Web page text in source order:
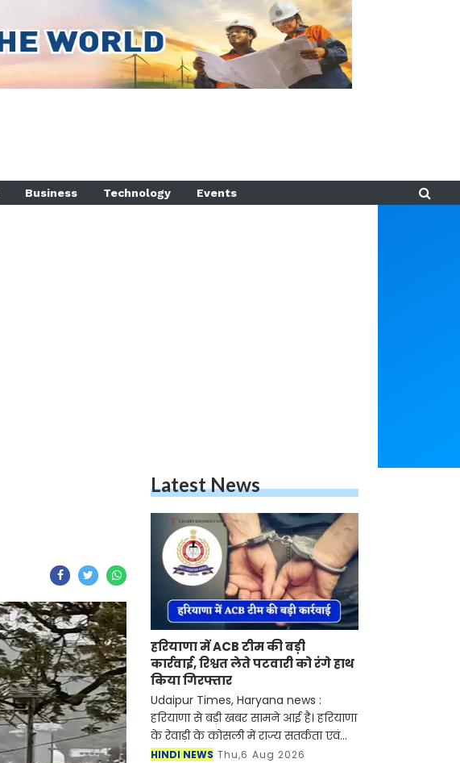
Business Technology Events
Latest News
हरियाणा में ACB टीम की बड़ी
कार्रवाई, रिश्वत लेते पटवारी को रंगे हाथ
किया गिरफ्तार
Udaipur Times, Haryana news :
हरियाणा से बड़ी खबर सामने आई है। हरियाणा
के रेवाड़ी के कोसली में राज्य सतर्कता एवं
भ्रष्टाचार निरोधक ब्यूरो (SV&ACB) ने बड़ी
HINDI NEWS Thu,6 Aug 2026